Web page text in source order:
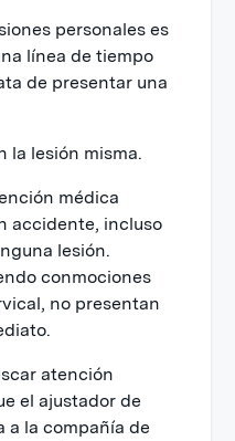
personales es
línea de tiempo
de presentar una
la lesión misma.
médica
accidente, incluso
lesión.
conmociones
no presentan
atención
el ajustador de
a la compañía de